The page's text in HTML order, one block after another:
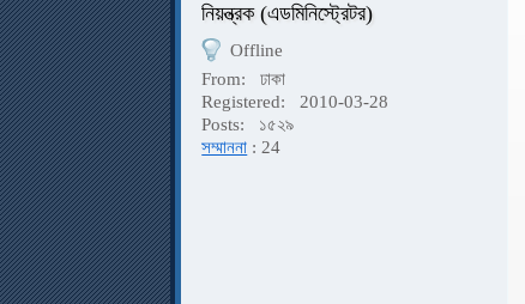
নিয়ন্ত্রক (এডমিনিস্ট্রেটর)
Offline
From:
ঢাকা
Registered:
2010-03-28
Posts:
১৫২৯
সম্মাননা : 24